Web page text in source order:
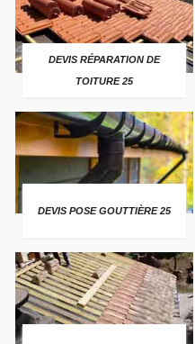
DEVIS RÉPARATION DE
TOITURE 25
DEVIS POSE GOUTTIÈRE 25